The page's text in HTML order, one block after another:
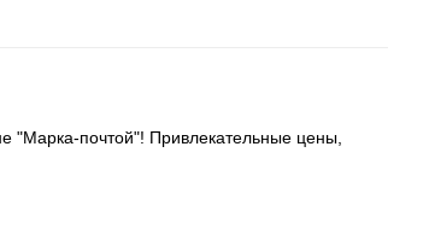
"Марка-почтой"! Привлекательные цены,